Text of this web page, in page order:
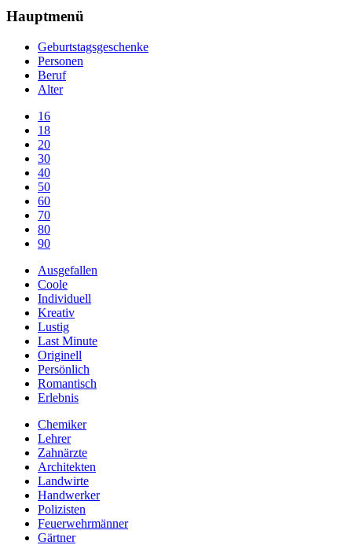
Hauptmenü
Geburtstagsgeschenke
Personen
Beruf
Alter
16
18
20
30
40
50
60
70
80
90
Ausgefallen
Coole
Individuell
Kreativ
Lustig
Last Minute
Originell
Persönlich
Romantisch
Erlebnis
Chemiker
Lehrer
Zahnärzte
Architekten
Landwirte
Handwerker
Polizisten
Feuerwehrmänner
Gärtner